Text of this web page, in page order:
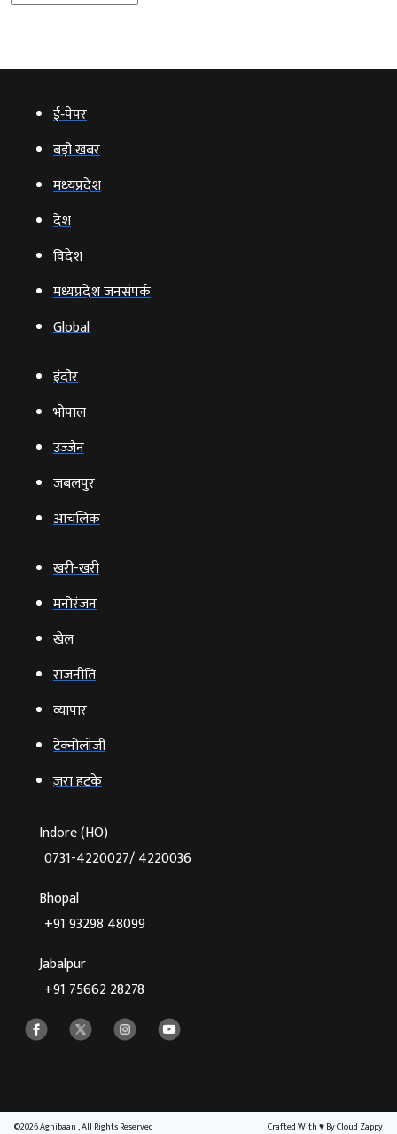
ई‑पेपर
बड़ी खबर
मध्‍यप्रदेश
देश
विदेश
मध्यप्रदेश जनसंपर्क
Global
इंदौर
भोपाल
उज्‍जैन
जबलपुर
आचंलिक
खरी-खरी
मनोरंजन
खेल
राजनीति
व्‍यापार
टेक्‍नोलॉजी
ज़रा हटके
Indore (HO)
0731-4220027/ 4220036
Bhopal
+91 93298 48099
Jabalpur
+91 75662 28278
©2026 Agnibaan , All Rights Reserved Crafted With♥By Cloud Zappy